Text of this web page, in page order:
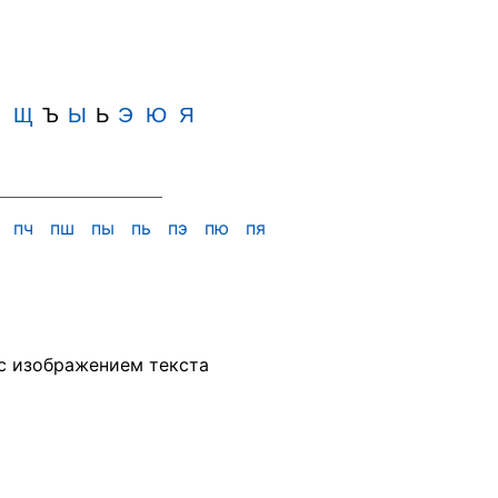
Щ Ъ Ы Ь Э Ю Я
пч пш пы пь пэ пю пя